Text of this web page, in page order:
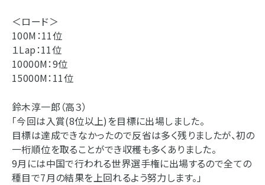
＜ロード＞
100M：11位
１Lap：11位
10000M：9位
15000M：11位
鈴木淳一郎（高３）
「今回は入賞(8位以上)を目標に出場しました。
目標は達成できなかったので反省は多く残りましたが、初の
一桁順位を取ることができ収穫も多くありました。
9月には中国で行われる世界選手権に出場するので全ての
種目で7月の結果を上回れるよう努力します。」